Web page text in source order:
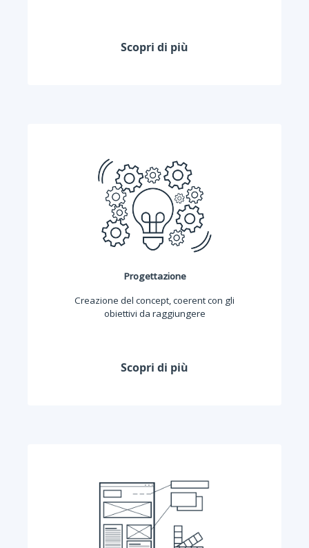
Scopri di più
Progettazione
Creazione del concept, coerent con gli
obiettivi da raggiungere
Scopri di più